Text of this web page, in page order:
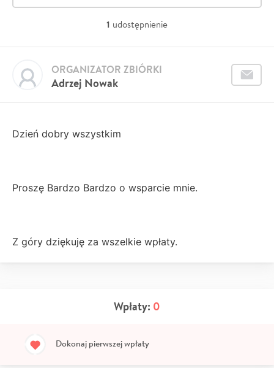
1 udostępnienie
Adrzej Nowak
ORGANIZATOR ZBIÓRKI
Dzień dobry wszystkim
Proszę Bardzo Bardzo o wsparcie mnie.
Z góry dziękuję za wszelkie wpłaty.
Wpłaty: 0
Dokonaj pierwszej wpłaty